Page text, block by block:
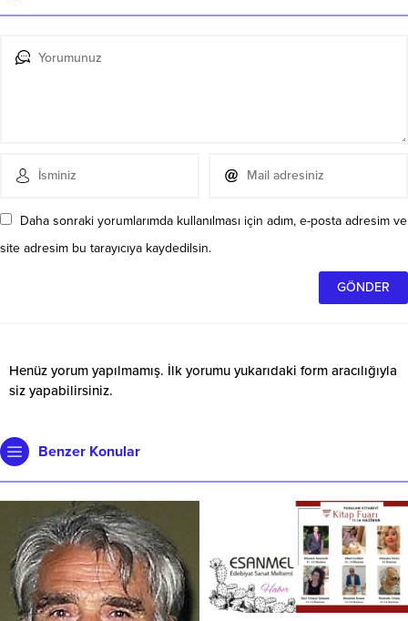
Daha sonraki yorumlarımda kullanılması için adım, e-posta adresim ve
site adresim bu tarayıcıya kaydedilsin.
Henüz yorum yapılmamış. İlk yorumu yukarıdaki form aracılığıyla
siz yapabilirsiniz.
Benzer Konular